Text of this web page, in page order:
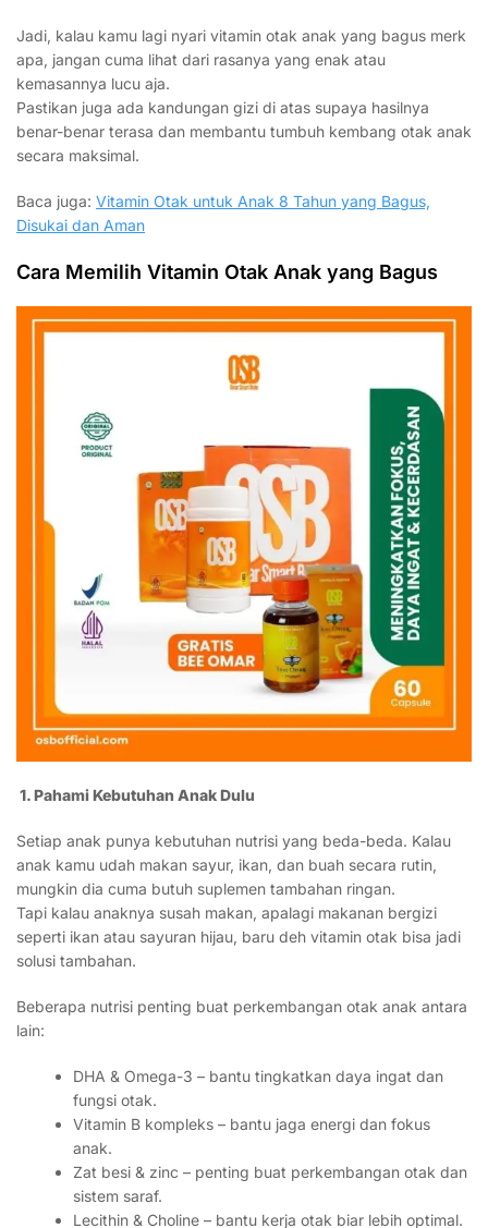
Jadi, kalau kamu lagi nyari vitamin otak anak yang bagus merk
apa, jangan cuma lihat dari rasanya yang enak atau
kemasannya lucu aja.
Pastikan juga ada kandungan gizi di atas supaya hasilnya
benar-benar terasa dan membantu tumbuh kembang otak anak
secara maksimal.
Baca juga: Vitamin Otak untuk Anak 8 Tahun yang Bagus,
Disukai dan Aman
Cara Memilih Vitamin Otak Anak yang Bagus
1. Pahami Kebutuhan Anak Dulu
Setiap anak punya kebutuhan nutrisi yang beda-beda. Kalau
anak kamu udah makan sayur, ikan, dan buah secara rutin,
mungkin dia cuma butuh suplemen tambahan ringan.
Tapi kalau anaknya susah makan, apalagi makanan bergizi
seperti ikan atau sayuran hijau, baru deh vitamin otak bisa jadi
solusi tambahan.
Beberapa nutrisi penting buat perkembangan otak anak antara
lain:
DHA & Omega-3 – bantu tingkatkan daya ingat dan
fungsi otak.
Vitamin B kompleks – bantu jaga energi dan fokus
anak.
Zat besi & zinc – penting buat perkembangan otak dan
sistem saraf.
Lecithin & Choline – bantu kerja otak biar lebih optimal.